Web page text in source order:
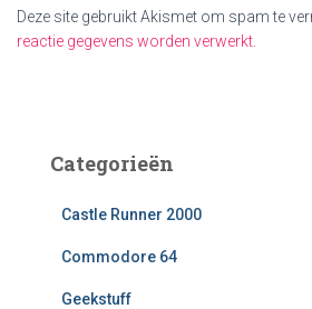
Deze site gebruikt Akismet om spam te
reactie gegevens worden verwerkt
Categorieën
Castle Runner 2000
Commodore 64
Geekstuff